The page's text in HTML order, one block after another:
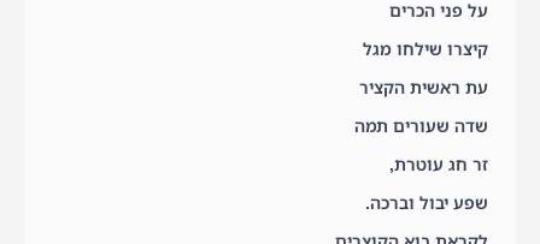
על פני הכרים
קיצרו שילחו מגל
עת ראשית הקציר
שדה שעורים תמה
זר חג עוטרת,
שפע יבול וברכה.